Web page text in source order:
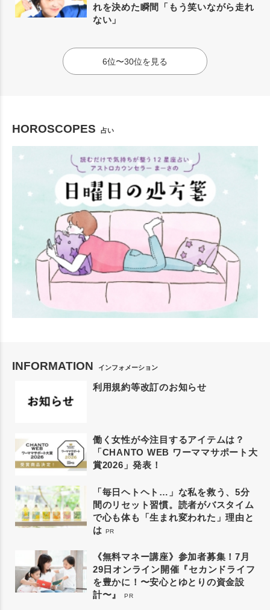
れを決めた瞬間「もう笑いながら走れ
ない」
6位〜30位を見る
HOROSCOPES 占い
INFORMATION インフォメーション
利用規約等改訂のお知らせ
働く女性が今注目するアイテムは？
「CHANTO WEB ワーママサポート大
賞2026」発表！
「毎日ヘトヘト…」な私を救う、5分
間のリセット習慣。読者がバスタイム
で心も体も「生まれ変われた」理由と
は PR
《無料マネー講座》参加者募集！7月
29日オンライン開催『セカンドライフ
を豊かに！〜安心とゆとりの資金設
計〜』
PR